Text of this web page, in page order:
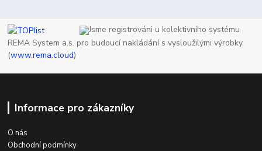
Jsme registrováni u kolektivního systému
REMA System a.s. pro budoucí nakládání s vysloužilými výrobky.
(www.rema.cloud)
Informace pro zákazníky
O nás
Obchodní podmínky